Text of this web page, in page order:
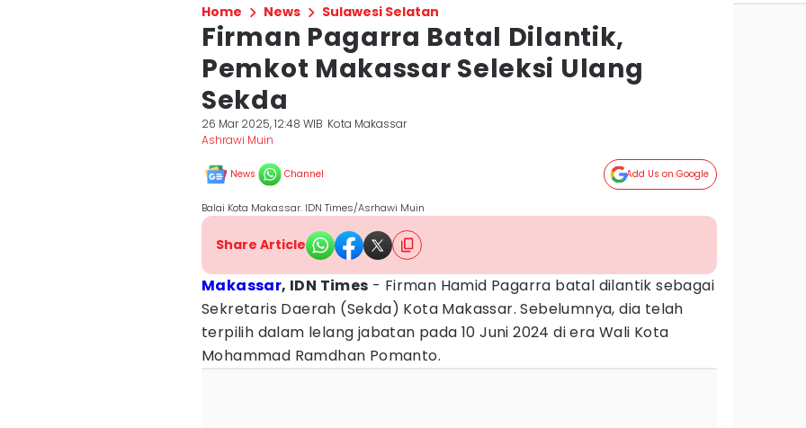
Home News Sulawesi Selatan
Firman Pagarra Batal Dilantik,
Pemkot Makassar Seleksi Ulang
Sekda
26 Mar 2025, 12:48 WIB Kota Makassar
Ashrawi Muin
News Channel Add Us on Google
Balai Kota Makassar. IDN Times/Asrhawi Muin
Share Article
Makassar, IDN Times - Firman Hamid Pagarra batal dilantik sebagai
Sekretaris Daerah (Sekda) Kota Makassar. Sebelumnya, dia telah
terpilih dalam lelang jabatan pada 10 Juni 2024 di era Wali Kota
Mohammad Ramdhan Pomanto.